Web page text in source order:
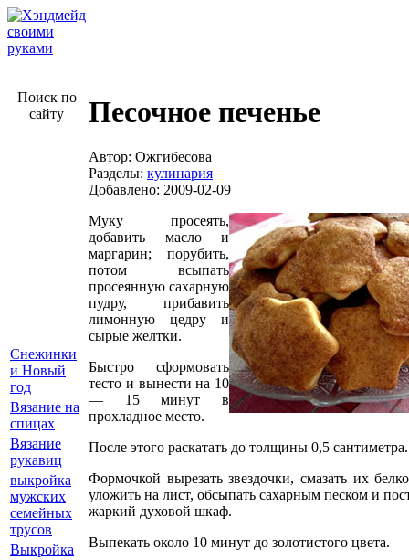
Поиск по
сайту
Песочное печенье
Автор: Ожгибесова
Разделы: кулинария
Добавлено: 2009-02-09
Муку просеять,
добавить масло и
маргарин; порубить,
потом всыпать
просеянную сахарную
пудру, прибавить
лимонную цедру и
сырые желтки.
Быстро сформовать
тесто и вынести на 10
— 15 минут в
прохладное место.
После этого раскатать до толщины 0,5 сантиметра.
Формочкой вырезать звездочки, смазать их
уложить на лист, обсыпать сахарным песком и
жаркий духовой шкаф.
Выпекать около 10 минут до золотистого цвета.
Снежинки
и Новый
год
Вязание на
спицах
Вязание
рукавиц
выкройка
мужских
семейных
трусов
Выкройка